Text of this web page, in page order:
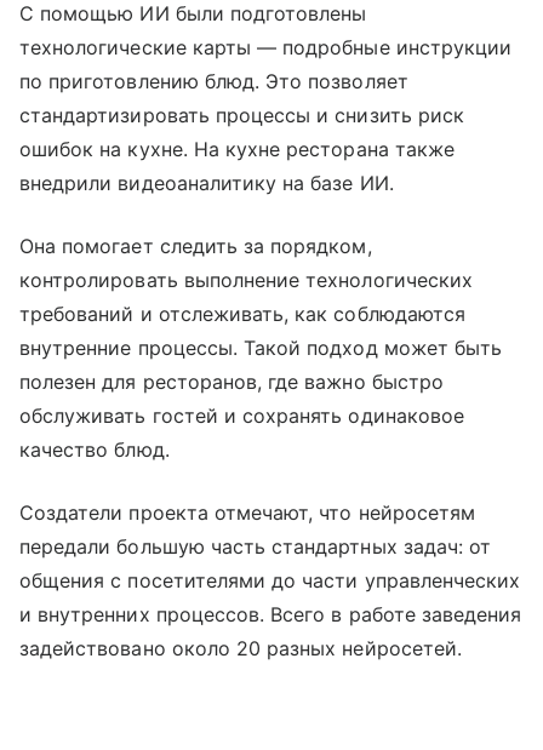
С помощью ИИ были подготовлены
технологические карты — подробные инструкции
по приготовлению блюд. Это позволяет
стандартизировать процессы и снизить риск
ошибок на кухне. На кухне ресторана также
внедрили видеоаналитику на базе ИИ.
Она помогает следить за порядком,
контролировать выполнение технологических
требований и отслеживать, как соблюдаются
внутренние процессы. Такой подход может быть
полезен для ресторанов, где важно быстро
обслуживать гостей и сохранять одинаковое
качество блюд.
Создатели проекта отмечают, что нейросетям
передали большую часть стандартных задач: от
общения с посетителями до части управленческих
и внутренних процессов. Всего в работе заведения
задействовано около 20 разных нейросетей.